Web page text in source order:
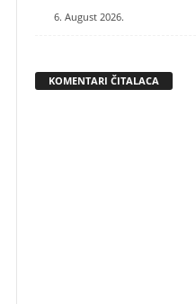
6. August 2026.
KOMENTARI ČITALACA